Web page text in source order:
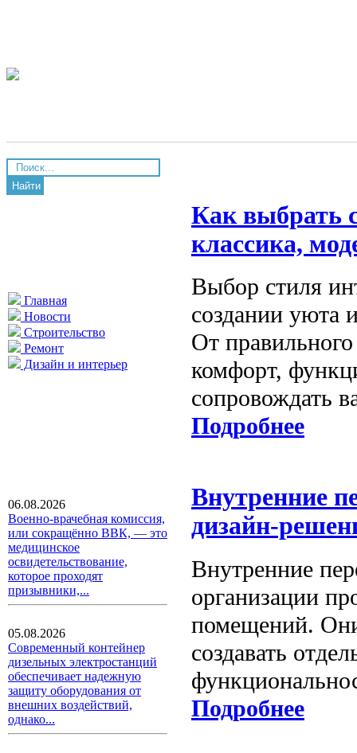
Найти
Главная
Новости
Строительство
Ремонт
Дизайн и интерьер
06.08.2026
Военно-врачебная комиссия,
или сокращённо ВВК, — это
медицинское
освидетельствование,
которое проходят
призывники,...
05.08.2026
Современный контейнер
дизельных электростанций
обеспечивает надежную
защиту оборудования от
внешних воздействий,
однако...
Как выбрать
классика,
Выбор стиля
создании уюта
От правильного
комфорт,
сопровождать
Подробнее
Внутренние
дизайн-
Внутренние
организации
помещений. Они
создавать
Подробнее